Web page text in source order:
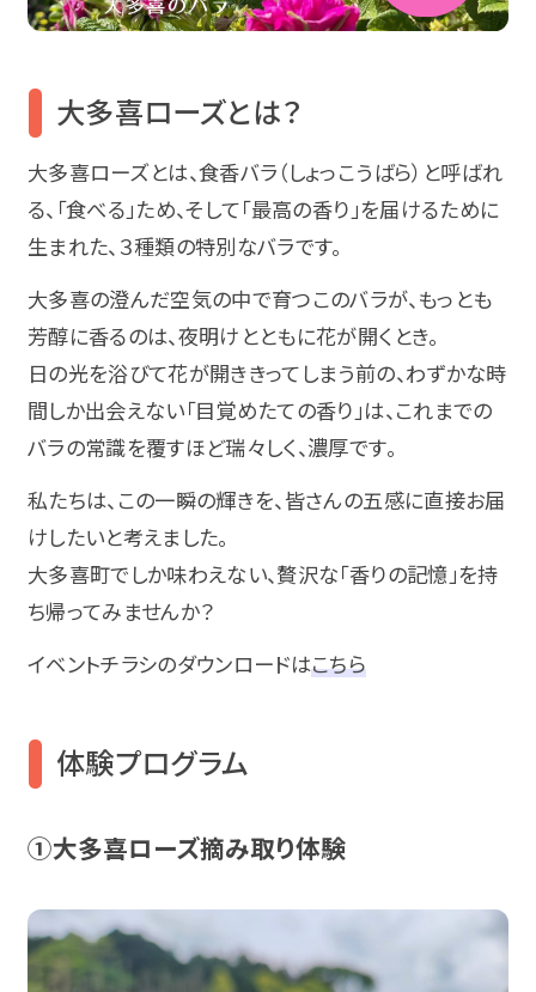
大多喜ローズとは？
大多喜ローズとは、食香バラ（しょっこうばら）と呼ばれ
る、「食べる」ため、そして「最高の香り」を届けるために
生まれた、３種類の特別なバラです。
大多喜の澄んだ空気の中で育つこのバラが、もっとも
芳醇に香るのは、夜明けとともに花が開くとき。
日の光を浴びて花が開ききってしまう前の、わずかな時
間しか出会えない「目覚めたての香り」は、これまでの
バラの常識を覆すほど瑞々しく、濃厚です。
私たちは、この一瞬の輝きを、皆さんの五感に直接お届
けしたいと考えました。
大多喜町でしか味わえない、贅沢な「香りの記憶」を持
ち帰ってみませんか？
イベントチラシのダウンロードはこちら
体験プログラム
①大多喜ローズ摘み取り体験